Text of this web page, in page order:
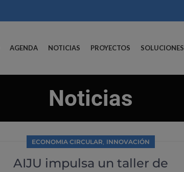
AGENDA NOTICIAS PROYECTOS SOLUCIONES
Noticias
ECONOMIA CIRCULAR, INNOVACIÓN
AIJU impulsa un taller de